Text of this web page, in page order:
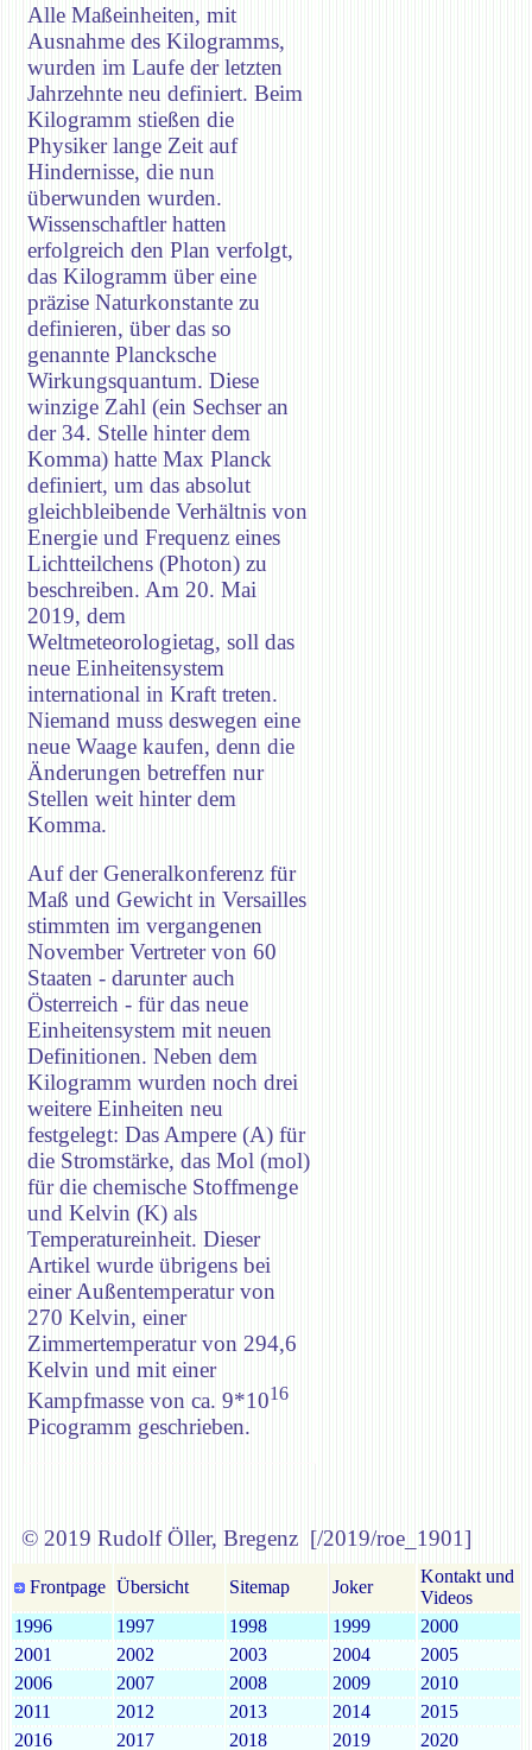
Alle Maßeinheiten, mit
Ausnahme des Kilogramms,
wurden im Laufe der letzten
Jahrzehnte neu definiert. Beim
Kilogramm stießen die
Physiker lange Zeit auf
Hindernisse, die nun
überwunden wurden.
Wissenschaftler hatten
erfolgreich den Plan verfolgt,
das Kilogramm über eine
präzise Naturkonstante zu
definieren, über das so
genannte Plancksche
Wirkungsquantum. Diese
winzige Zahl (ein Sechser an
der 34. Stelle hinter dem
Komma) hatte Max Planck
definiert, um das absolut
gleichbleibende Verhältnis von
Energie und Frequenz eines
Lichtteilchens (Photon) zu
beschreiben. Am 20. Mai
2019, dem
Weltmeteorologietag, soll das
neue Einheitensystem
international in Kraft treten.
Niemand muss deswegen eine
neue Waage kaufen, denn die
Änderungen betreffen nur
Stellen weit hinter dem
Komma.
Auf der Generalkonferenz für
Maß und Gewicht in Versailles
stimmten im vergangenen
November Vertreter von 60
Staaten - darunter auch
Österreich - für das neue
Einheitensystem mit neuen
Definitionen. Neben dem
Kilogramm wurden noch drei
weitere Einheiten neu
festgelegt: Das Ampere (A) für
die Stromstärke, das Mol (mol)
für die chemische Stoffmenge
und Kelvin (K) als
Temperatureinheit. Dieser
Artikel wurde übrigens bei
einer Außentemperatur von
270 Kelvin, einer
Zimmertemperatur von 294,6
Kelvin und mit einer
Kampfmasse von ca. 9*1016
Picogramm geschrieben.
© 2019 Rudolf Öller, Bregenz [/2019/roe_1901]
Frontpage Übersicht Sitemap Joker
Kontakt und
Videos
1996
1997 1998 1999
2000
2001
2002 2003 2004
2005
2006
2007 2008 2009
2010
2011
2012 2013 2014
2015
2016
2017 2018 2019 2020